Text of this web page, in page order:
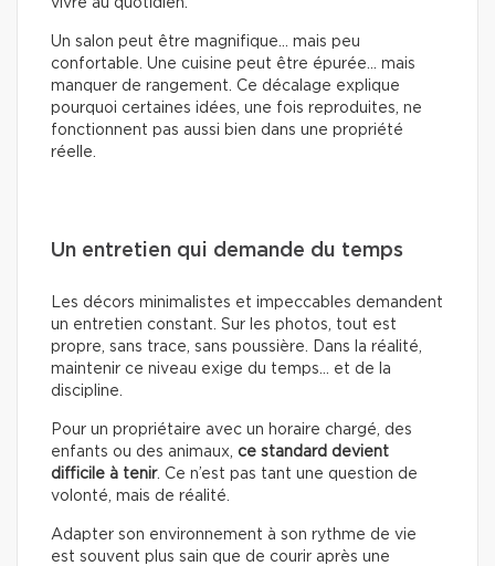
Un salon peut être magnifique… mais peu
confortable. Une cuisine peut être épurée… mais
manquer de rangement. Ce décalage explique
pourquoi certaines idées, une fois reproduites, ne
fonctionnent pas aussi bien dans une propriété
réelle.
Un entretien qui demande du temps
Les décors minimalistes et impeccables demandent
un entretien constant. Sur les photos, tout est
propre, sans trace, sans poussière. Dans la réalité,
maintenir ce niveau exige du temps… et de la
discipline.
Pour un propriétaire avec un horaire chargé, des
enfants ou des animaux, ce standard devient
difficile à tenir. Ce n’est pas tant une question de
volonté, mais de réalité.
Adapter son environnement à son rythme de vie
est souvent plus sain que de courir après une